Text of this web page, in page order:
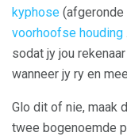
kyphose (afgeronde
voorhoofse houding
sodat jy jou
wanneer jy ry en
Glo dit of nie, maak
twee bogenoemde